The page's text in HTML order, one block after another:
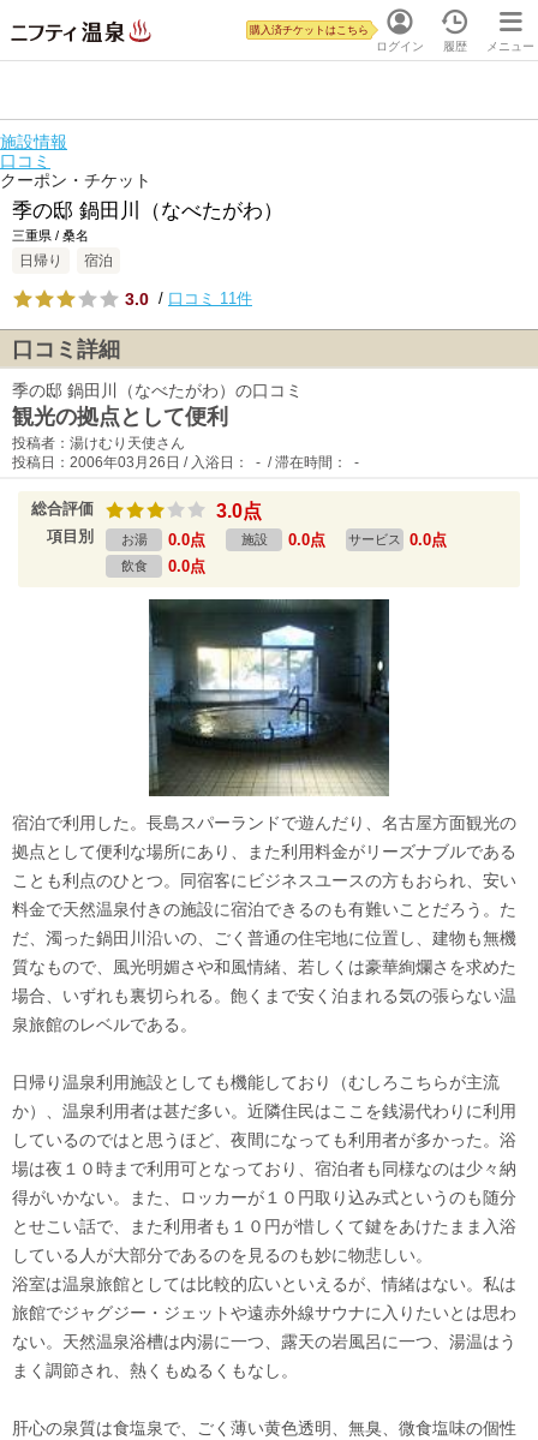
ログイン
購入済チケットはこちら
履歴 メニュー
施設情報
口コミ
クーポン・チケット
季の邸 鍋田川（なべたがわ）
三重県 / 桑名
日帰り 宿泊
3.0 / 口コミ 11件
口コミ詳細
季の邸 鍋田川（なべたがわ）の口コミ
観光の拠点として便利
投稿者：湯けむり天使さん
投稿日：2006年03月26日 / 入浴日： - / 滞在時間： -
総合評価 3.0点
項目別 お湯 0.0点 施設 0.0点 サービス 0.0点
飲食 0.0点
宿泊で利用した。長島スパーランドで遊んだり、名古屋方面観光の
拠点として便利な場所にあり、また利用料金がリーズナブルである
ことも利点のひとつ。同宿客にビジネスユースの方もおられ、安い
料金で天然温泉付きの施設に宿泊できるのも有難いことだろう。た
だ、濁った鍋田川沿いの、ごく普通の住宅地に位置し、建物も無機
質なもので、風光明媚さや和風情緒、若しくは豪華絢爛さを求めた
場合、いずれも裏切られる。飽くまで安く泊まれる気の張らない温
泉旅館のレベルである。
日帰り温泉利用施設としても機能しており（むしろこちらが主流
か）、温泉利用者は甚だ多い。近隣住民はここを銭湯代わりに利用
しているのではと思うほど、夜間になっても利用者が多かった。浴
場は夜１０時まで利用可となっており、宿泊者も同様なのは少々納
得がいかない。また、ロッカーが１０円取り込み式というのも随分
とせこい話で、また利用者も１０円が惜しくて鍵をあけたまま入浴
している人が大部分であるのを見るのも妙に物悲しい。
浴室は温泉旅館としては比較的広いといえるが、情緒はない。私は
旅館でジャグジー・ジェットや遠赤外線サウナに入りたいとは思わ
ない。天然温泉浴槽は内湯に一つ、露天の岩風呂に一つ、湯温はう
まく調節され、熱くもぬるくもなし。
肝心の泉質は食塩泉で、ごく薄い黄色透明、無臭、微食塩味の個性